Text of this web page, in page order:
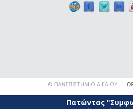
© ΠΑΝΕΠΙΣΤΗΜΙΟ ΑΙΓΑΙΟΥ
Πατώντας